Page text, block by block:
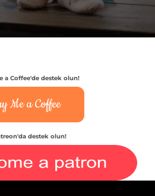
a Coffee'de destek olun!
Me a Coffee
destek olun!